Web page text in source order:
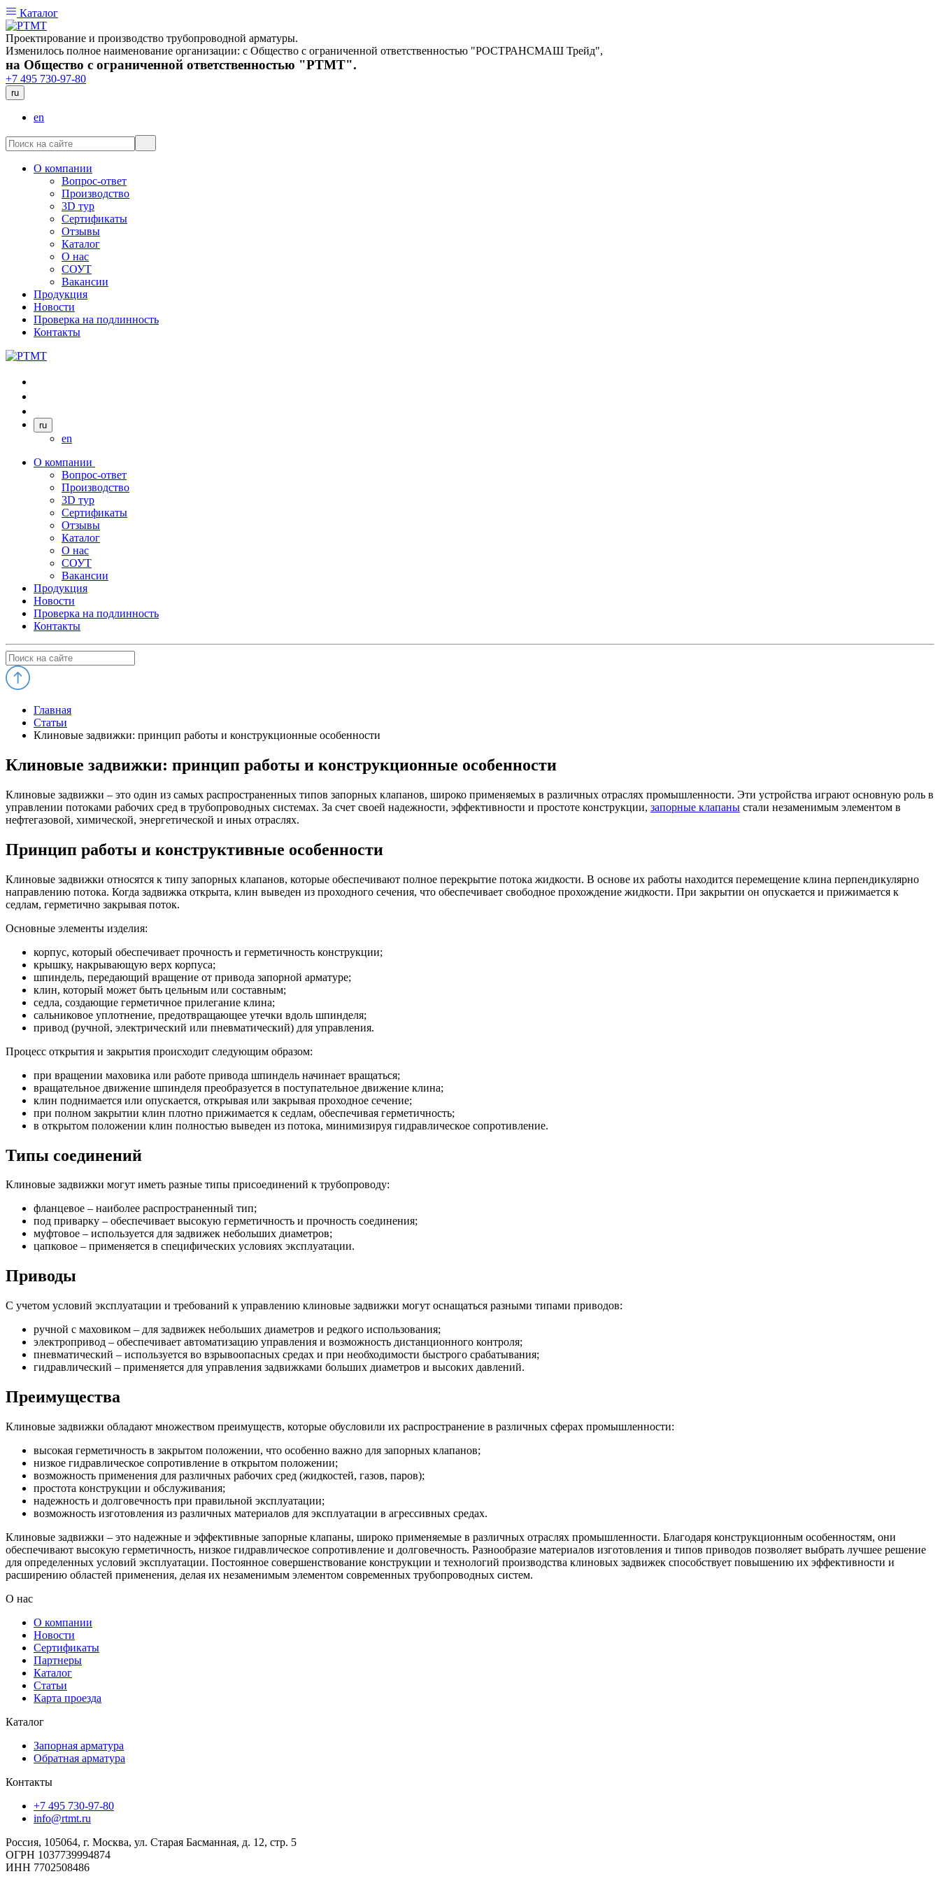
Каталог
Проектирование и производство трубопроводной арматуры.
Изменилось полное наименование организации: с Общество с ограниченной ответственностью "РОСТРАНСМАШ Трейд",
на Общество с ограниченной ответственностью "РТМТ".
+7 495 730-97-80
ru
en
О компании
Вопрос-ответ
Производство
3D тур
Сертификаты
Отзывы
Каталог
О нас
СОУТ
Вакансии
Продукция
Новости
Проверка на подлинность
Контакты
ru
en
О компании
Вопрос-ответ
Производство
3D тур
Сертификаты
Отзывы
Каталог
О нас
СОУТ
Вакансии
Продукция
Новости
Проверка на подлинность
Контакты
Главная
Статьи
Клиновые задвижки: принцип работы и конструкционные особенности
Клиновые задвижки: принцип работы и конструкционные особенности
Клиновые задвижки – это один из самых распространенных типов запорных клапанов, широко применяемых в различных отраслях промышленности. Эти устройства играют основную роль в
управлении потоками рабочих сред в трубопроводных системах. За счет своей надежности, эффективности и простоте конструкции, запорные клапаны стали незаменимым элементом в
нефтегазовой, химической, энергетической и иных отраслях.
Принцип работы и конструктивные особенности
Клиновые задвижки относятся к типу запорных клапанов, которые обеспечивают полное перекрытие потока жидкости. В основе их работы находится перемещение клина перпендикулярно
направлению потока. Когда задвижка открыта, клин выведен из проходного сечения, что обеспечивает свободное прохождение жидкости. При закрытии он опускается и прижимается к
седлам, герметично закрывая поток.
Основные элементы изделия:
корпус, который обеспечивает прочность и герметичность конструкции;
крышку, накрывающую верх корпуса;
шпиндель, передающий вращение от привода запорной арматуре;
клин, который может быть цельным или составным;
седла, создающие герметичное прилегание клина;
сальниковое уплотнение, предотвращающее утечки вдоль шпинделя;
привод (ручной, электрический или пневматический) для управления.
Процесс открытия и закрытия происходит следующим образом:
при вращении маховика или работе привода шпиндель начинает вращаться;
вращательное движение шпинделя преобразуется в поступательное движение клина;
клин поднимается или опускается, открывая или закрывая проходное сечение;
при полном закрытии клин плотно прижимается к седлам, обеспечивая герметичность;
в открытом положении клин полностью выведен из потока, минимизируя гидравлическое сопротивление.
Типы соединений
Клиновые задвижки могут иметь разные типы присоединений к трубопроводу:
фланцевое – наиболее распространенный тип;
под приварку – обеспечивает высокую герметичность и прочность соединения;
муфтовое – используется для задвижек небольших диаметров;
цапковое – применяется в специфических условиях эксплуатации.
Приводы
С учетом условий эксплуатации и требований к управлению клиновые задвижки могут оснащаться разными типами приводов:
ручной с маховиком – для задвижек небольших диаметров и редкого использования;
электропривод – обеспечивает автоматизацию управления и возможность дистанционного контроля;
пневматический – используется во взрывоопасных средах и при необходимости быстрого срабатывания;
гидравлический – применяется для управления задвижками больших диаметров и высоких давлений.
Преимущества
Клиновые задвижки обладают множеством преимуществ, которые обусловили их распространение в различных сферах промышленности:
высокая герметичность в закрытом положении, что особенно важно для запорных клапанов;
низкое гидравлическое сопротивление в открытом положении;
возможность применения для различных рабочих сред (жидкостей, газов, паров);
простота конструкции и обслуживания;
надежность и долговечность при правильной эксплуатации;
возможность изготовления из различных материалов для эксплуатации в агрессивных средах.
Клиновые задвижки – это надежные и эффективные запорные клапаны, широко применяемые в различных отраслях промышленности. Благодаря конструкционным особенностям, они
обеспечивают высокую герметичность, низкое гидравлическое сопротивление и долговечность. Разнообразие материалов изготовления и типов приводов позволяет выбрать лучшее решение
для определенных условий эксплуатации. Постоянное совершенствование конструкции и технологий производства клиновых задвижек способствует повышению их эффективности и
расширению областей применения, делая их незаменимым элементом современных трубопроводных систем.
О нас
О компании
Новости
Сертификаты
Партнеры
Каталог
Статьи
Карта проезда
Каталог
Запорная арматура
Обратная арматура
Контакты
+7 495 730-97-80
info@rtmt.ru
Россия, 105064, г. Москва, ул. Старая Басманная, д. 12, стр. 5
ОГРН 1037739994874
ИНН 7702508486